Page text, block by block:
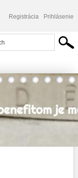
Registrácia Prihlásenie